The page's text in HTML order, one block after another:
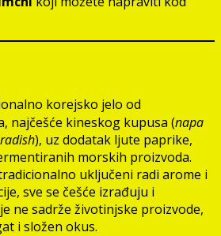
korejsko jelo od
najčešće kineskog kupusa (napa
), uz dodatak ljute paprike,
morskih proizvoda.
uključeni radi arome i
sve se češće izrađuju i
ne sadrže životinjske proizvode,
i složen okus.